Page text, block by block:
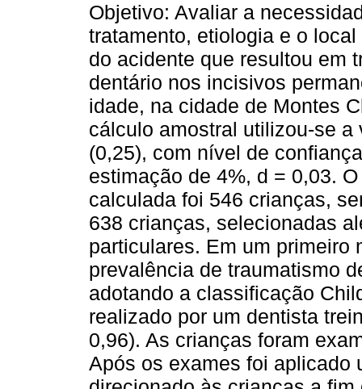
Objetivo: Avaliar a
tratamento, etiologia e o
do acidente que resultou em
dentário nos incisivos
idade, na cidade de Montes
cálculo amostral utilizou-se
(0,25), com nível de
estimação de 4%, d = 0,03.
calculada foi 546 crianças,
638 crianças, selecionadas
particulares. Em um primeiro
prevalência de traumatismo
adotando a classificação
realizado por um dentista
0,96). As crianças foram
Após os exames foi aplicado